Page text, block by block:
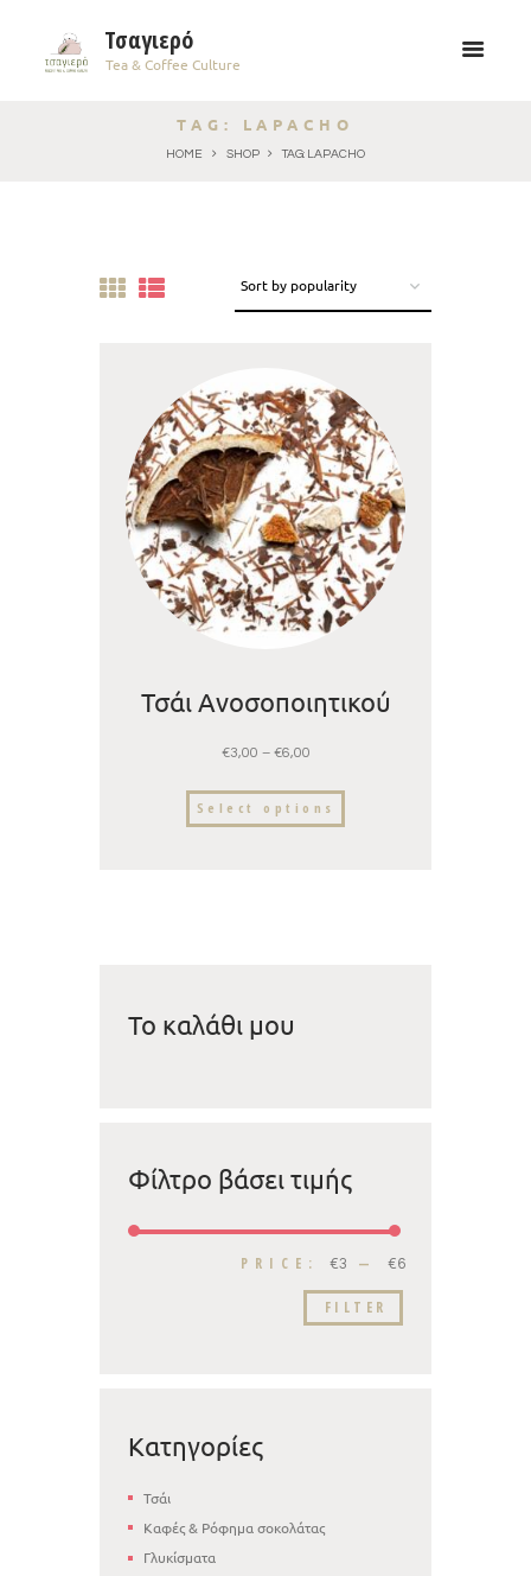
Τσαγιερό
Tea & Coffee Culture
TAG: LAPACHO
HOME SHOP TAG: LAPACHO
Τσάι Ανοσοποιητικού
€3,00 – €6,00
Select options
Το καλάθι μου
Φίλτρο βάσει τιμής
FILTER
PRICE: €3 — €6
Κατηγορίες
Τσάι
Καφές & Ρόφημα σοκολάτας
Γλυκίσματα